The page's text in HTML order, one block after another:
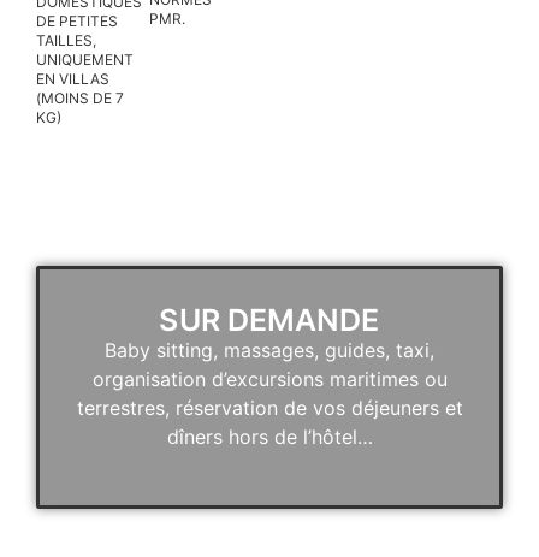
DE PETITES
TAILLES,
UNIQUEMENT
EN VILLAS
(MOINS DE 7
KG)
PMR.
SUR DEMANDE
Baby sitting, massages, guides, taxi,
organisation d’excursions maritimes ou
terrestres, réservation de vos déjeuners et
dîners hors de l’hôtel…